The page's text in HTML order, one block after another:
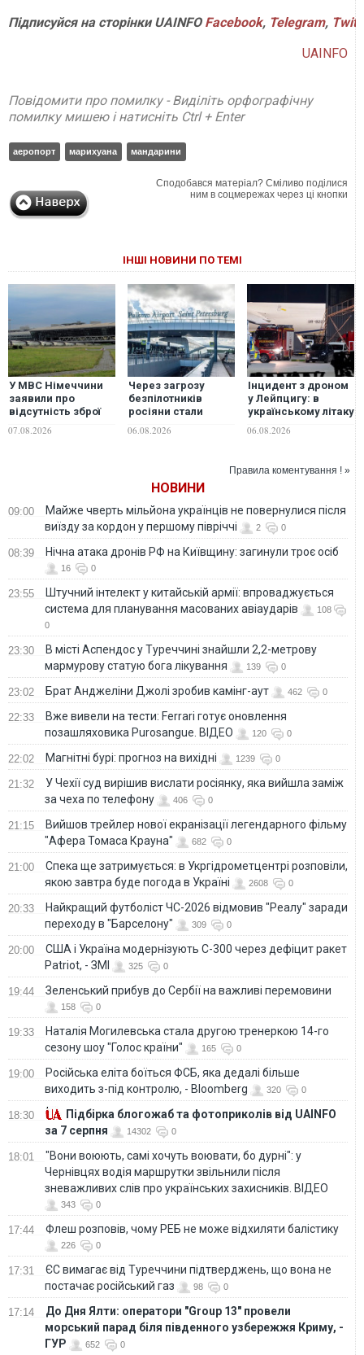
ПідписуйсянасторінкиUAINFO Facebook, Telegram,
UAINFO
Повідомити про помилку - Виділіть орфографічну
помилку мишею і натисніть Ctrl + Enter
аеропорт марихуана мандарини
Сподобався матеріал? Сміливо поділися
ним в соцмережах через ці кнопки
ІНШІ НОВИНИ ПО ТЕМІ
У МВС Німеччини
заявили про
відсутність зброї
на борту Ан-124 в
аеропорту
07.08.2026
Через загрозу
безпілотників
росіяни стали
рідше літати між
Москвою та
06.08.2026
Інцидент з дроном
у Лейпцигу: в
українському літаку
знаходились
боєприпаси
06.08.2026
Правила коментування ! »
НОВИНИ
09:00
Майже чверть мільйона українців не повернулися після
виїзду за кордон у першому півріччі
2 0
08:39 Нічна атака дронів РФ на Київщину: загинули троє осіб
16 0
23:55
Штучний інтелект у китайській армії: впроваджується
система для планування масованих авіаударів
108
0
23:30
В місті Аспендос у Туреччині знайшли 2,2-метрову
мармурову статую бога лікування
139 0
23:02 Брат Анджеліни Джолі зробив камінг-аут 462 0
22:33
Вже вивели на тести: Ferrari готує оновлення
позашляховика Purosangue. ВІДЕО
120 0
22:02 Магнітні бурі: прогноз на вихідні 1239 0
21:32
У Чехії суд вирішив вислати росіянку, яка вийшла заміж
за чеха по телефону
406 0
21:15
Вийшов трейлер нової екранізації легендарного фільму
"Афера Томаса Крауна"
682 0
21:00
Спека ще затримується: в Укргідрометцентрі розповіли,
якою завтра буде погода в Україні
2608 0
20:33
Найкращий футболіст ЧС-2026 відмовив "Реалу" заради
переходу в "Барселону"
309 0
20:00
США і Україна модернізують С-300 через дефіцит ракет
Patriot, - ЗМІ
325 0
19:44 Зеленський прибув до Сербії на важливі перемовини
158 0
19:33
Наталія Могилевська стала другою тренеркою 14-го
сезону шоу "Голос країни"
165 0
19:00
Російська еліта боїться ФСБ, яка дедалі більше
виходить з-під контролю, - Bloomberg
320 0
18:30
Підбірка блогожаб та фотоприколів від UAINFO
за 7 серпня
14302 0
18:01
"Вони воюють, самі хочуть воювати, бо дурні": у
Чернівцях водія маршрутки звільнили після
зневажливих слів про українських захисників. ВІДЕО
343 0
17:44 Флеш розповів, чому РЕБ не може відхиляти балістику
226 0
17:31
ЄС вимагає від Туреччини підтверджень, що вона не
постачає російський газ
98 0
17:14
До Дня Ялти: оператори "Group 13" провели
морський парад біля південного узбережжя Криму, -
ГУР
652 0